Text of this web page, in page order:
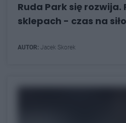
Ruda Park się rozwija.
sklepach - czas na
AUTOR: Jacek Skorek